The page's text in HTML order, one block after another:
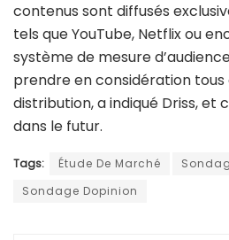
contenus sont diffusés
tels que YouTube, Netflix ou
système de mesure
prendre en considération tous
distribution, a indiqué Driss, et
dans le futur.
Tags: Étude De Marché
Sondage Dopinion